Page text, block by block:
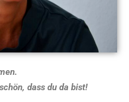
du da bist!